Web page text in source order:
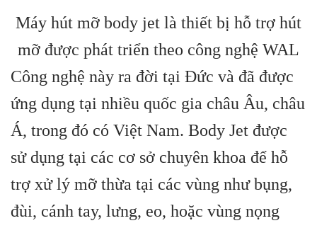
Máy hút mỡ body jet là thiết bị hỗ trợ hút
mỡ được phát triển theo công nghệ WAL
Công nghệ này ra đời tại Đức và đã được
ứng dụng tại nhiều quốc gia châu Âu, châu
Á, trong đó có Việt Nam. Body Jet được
sử dụng tại các cơ sở chuyên khoa để hỗ
trợ xử lý mỡ thừa tại các vùng như bụng,
đùi, cánh tay, lưng, eo, hoặc vùng nọng